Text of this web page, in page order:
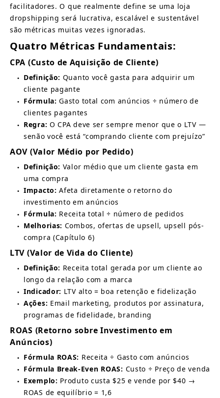
facilitadores. O que realmente define se uma loja
dropshipping será lucrativa, escalável e sustentável
são métricas muitas vezes ignoradas.
Quatro Métricas Fundamentais:
CPA (Custo de Aquisição de Cliente)
● Definição: Quanto você gasta para adquirir um
cliente pagante
● Fórmula: Gasto total com anúncios ÷ número de
clientes pagantes
● Regra: O CPA deve ser sempre menor que o LTV —
senão você está “comprando cliente com prejuízo”
AOV (Valor Médio por Pedido)
● Definição: Valor médio que um cliente gasta em
uma compra
● Impacto: Afeta diretamente o retorno do
investimento em anúncios
● Fórmula: Receita total ÷ número de pedidos
● Melhorias: Combos, ofertas de upsell, upsell pós-
compra (Capítulo 6)
LTV (Valor de Vida do Cliente)
● Definição: Receita total gerada por um cliente ao
longo da relação com a marca
● Indicador: LTV alto = boa retenção e fidelização
● Ações: Email marketing, produtos por assinatura,
programas de fidelidade, branding
ROAS (Retorno sobre Investimento em
Anúncios)
● Fórmula ROAS: Receita ÷ Gasto com anúncios
● Fórmula Break-Even ROAS: Custo ÷ Preço de venda
● Exemplo: Produto custa $25 e vende por $40 →
ROAS de equilíbrio = 1,6